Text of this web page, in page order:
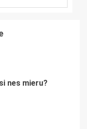
nes mieru?